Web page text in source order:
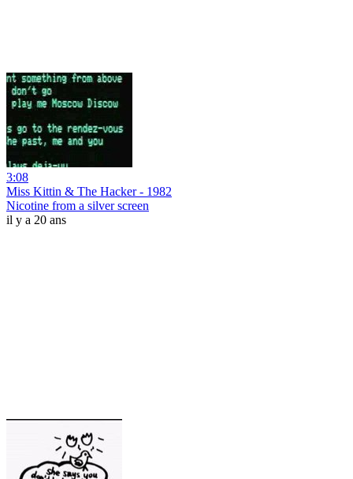
3:08
Miss Kittin & The Hacker - 1982
Nicotine from a silver screen
il y a 20 ans